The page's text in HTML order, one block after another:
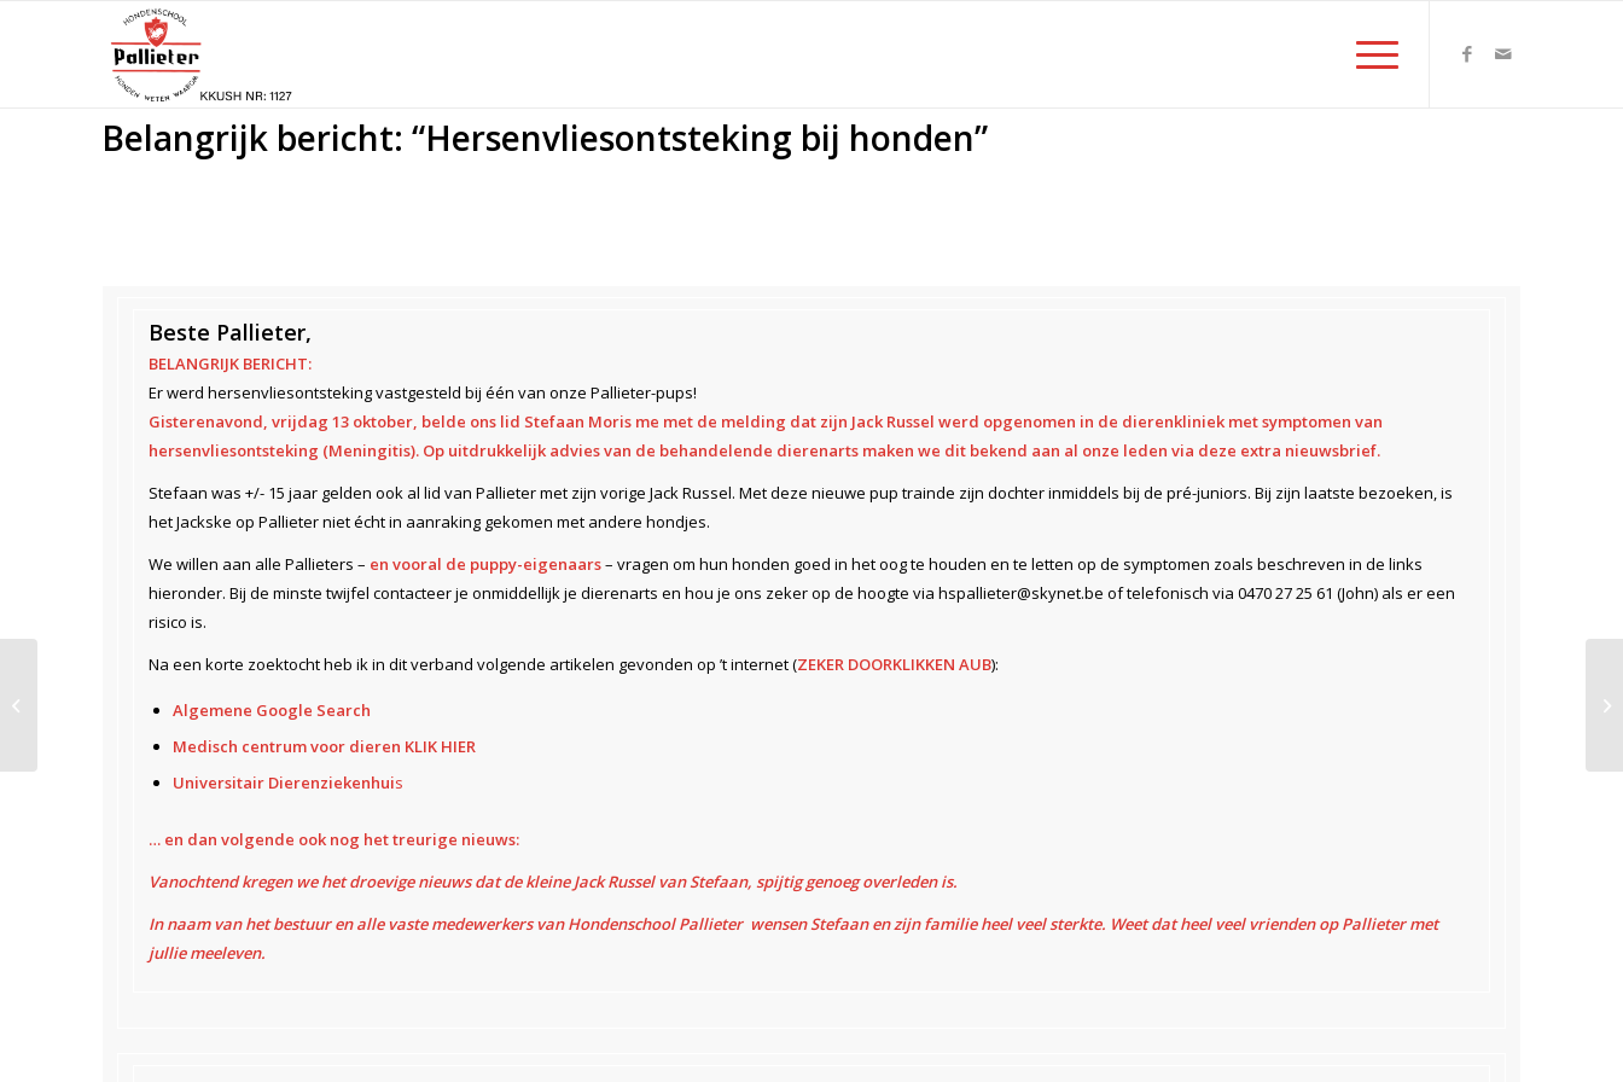
Belangrijk bericht: “Hersenvliesontsteking bij honden”
Beste Pallieter,
BELANGRIJK BERICHT:
Er werd hersenvliesontsteking vastgesteld bij één van onze Pallieter-pups!
Gisterenavond, vrijdag 13 oktober, belde ons lid Stefaan Moris me met de melding dat zijn Jack Russel werd opgenomen in de dierenkliniek met symptomen van
hersenvliesontsteking (Meningitis). Op uitdrukkelijk advies van de behandelende dierenarts maken we dit bekend aan al onze leden via deze extra nieuwsbrief.
Stefaan was +/- 15 jaar gelden ook al lid van Pallieter met zijn vorige Jack Russel. Met deze nieuwe pup trainde zijn dochter inmiddels bij de pré-juniors. Bij zijn laatste bezoeken, is
het Jackske op Pallieter niet écht in aanraking gekomen met andere hondjes.
We willen aan alle Pallieters – en vooral de puppy-eigenaars– vragen om hun honden goed in het oog te houden en te letten op de symptomen zoals beschreven in de links
hieronder. Bij de minste twijfel contacteer je onmiddellijk je dierenarts en hou je ons zeker op de hoogte via hspallieter@skynet.be of telefonisch via 0470 27 25 61 (John) als er een
risico is.
Na een korte zoektocht heb ik in dit verband volgende artikelen gevonden op ’t internet (ZEKER DOORKLIKKEN AUB):
Algemene Google Search
Medisch centrum voor dieren KLIK HIER
Universitair Dierenziekenhuis
… en dan volgende ook nog het treurige nieuws:
Vanochtend kregen we het droevige nieuws dat de kleine Jack Russel van Stefaan, spijtig genoeg overleden is.
In naam van het bestuur en alle vaste medewerkers van Hondenschool Pallieter wensen Stefaan en zijn familie heel veel sterkte. Weet dat heel veel vrienden op Pallieter met
jullie meeleven.
berichten
Hondenschool
Pallieter